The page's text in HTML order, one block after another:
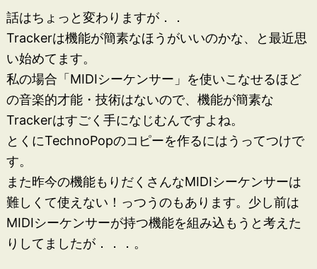
話はちょっと変わりますが．．
Trackerは機能が簡素なほうがいいのかな、と最近思
い始めてます。
私の場合「MIDIシーケンサー」を使いこなせるほど
の音楽的才能・技術はないので、機能が簡素な
Trackerはすごく手になじむんですよね。
とくにTechnoPopのコピーを作るにはうってつけで
す。
また昨今の機能もりだくさんなMIDIシーケンサーは
難しくて使えない！っつうのもあります。少し前は
MIDIシーケンサーが持つ機能を組み込もうと考えた
りしてましたが．．．。